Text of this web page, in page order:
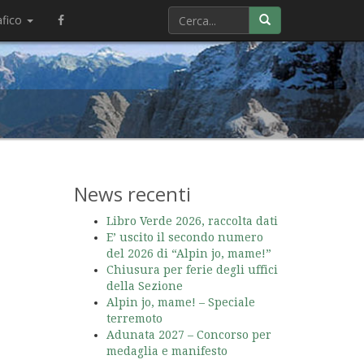
News recenti
Libro Verde 2026, raccolta dati
E’ uscito il secondo numero
del 2026 di “Alpin jo, mame!”
Chiusura per ferie degli uffici
della Sezione
Alpin jo, mame! – Speciale
terremoto
Adunata 2027 – Concorso per
medaglia e manifesto